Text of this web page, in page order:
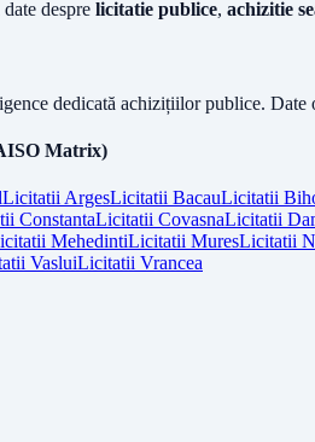
despre licitatie publice, achizitie
dedicată achizițiilor publice.
Matrix)
LicitatiiArgesLicitatii BacauLicitatii
ConstantaLicitatii CovasnaLicitatii
MehedintiLicitatii MuresLicitatii
VasluiLicitatii Vrancea